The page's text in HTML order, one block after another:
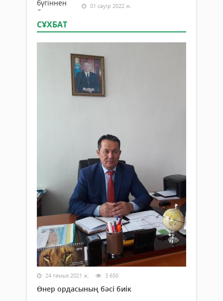
01 сәуір 2022 ж.
СҰХБАТ
24 тамыз 2021 ж. 3 650
Өнер ордасының бәсі биік